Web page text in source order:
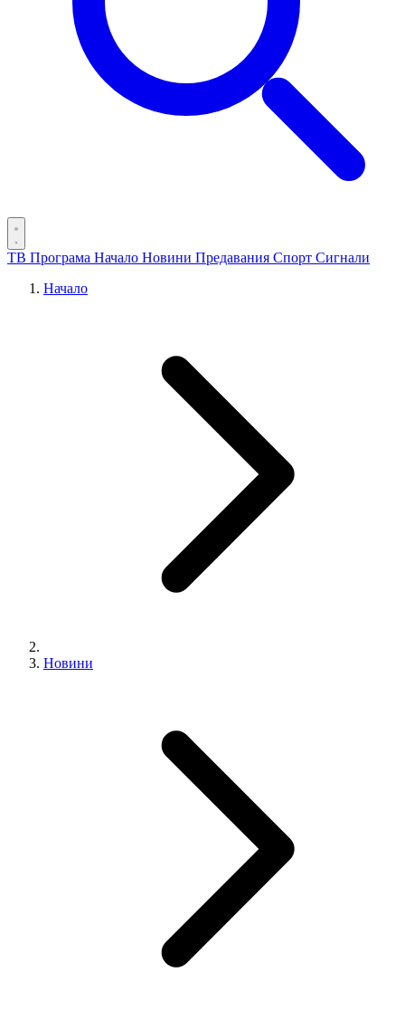
ТВ Програма Начало Новини Предавания Спорт Сигнали
Начало
Новини